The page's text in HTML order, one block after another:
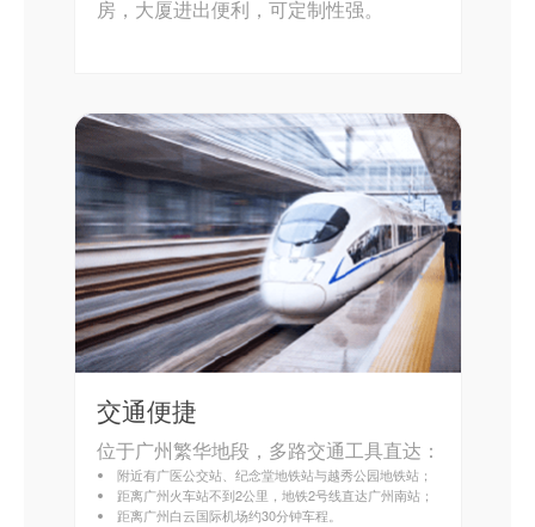
房，大厦进出便利，可定制性强。
交通便捷
位于广州繁华地段，多路交通工具直达：
附近有广医公交站、纪念堂地铁站与越秀公园地铁站；
距离广州火车站不到2公里，地铁2号线直达广州南站；
距离广州白云国际机场约30分钟车程。